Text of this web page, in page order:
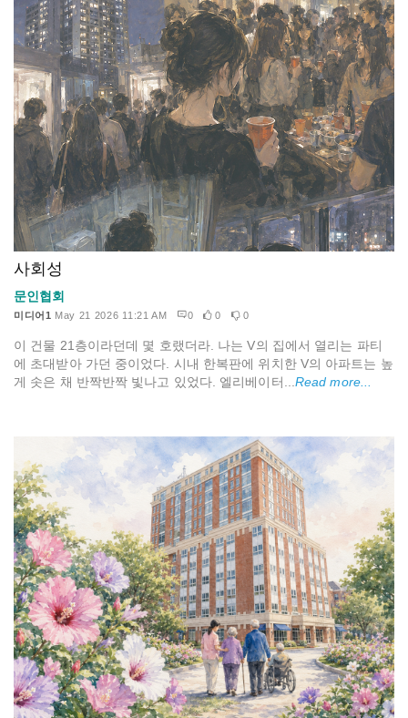
사회성
문인협회
미디어1 May 21 2026 11:21 AM 0 0 0
이 건물 21층이라던데 몇 호랬더라. 나는 V의 집에서 열리는 파티
에 초대받아 가던 중이었다. 시내 한복판에 위치한 V의 아파트는 높
게 솟은 채 반짝반짝 빛나고 있었다. 엘리베이터...Read more...